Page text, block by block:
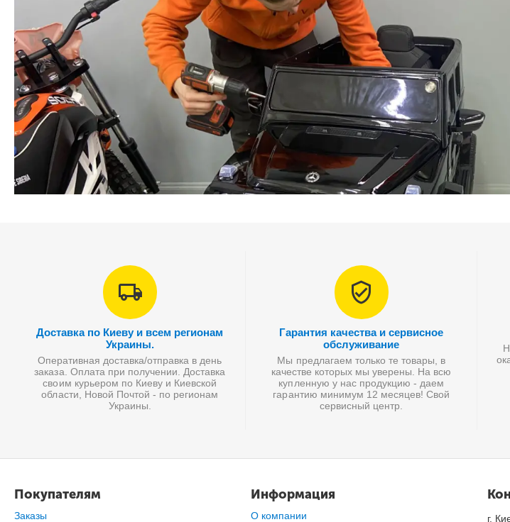
Доставка по Киеву и всем регионам
Украины.
Оперативная доставка/отправка в день
заказа. Оплата при получении. Доставка
своим курьером по Киеву и Киевской
области, Новой Почтой - по регионам
Украины.
Гарантия качества и сервисное
обслуживание
Мы предлагаем только те товары, в
качестве которых мы уверены. На всю
купленную у нас продукцию - даем
гарантию минимум 12 месяцев! Свой
сервисный центр.
Покупателям
Заказы
Информация
О компании г.